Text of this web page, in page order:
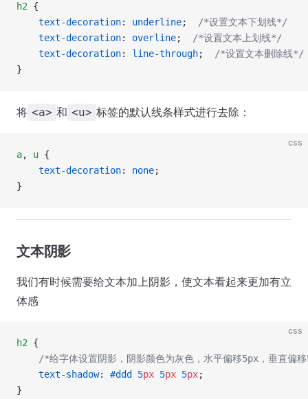
h2 {
    text-decoration
: underline;
/*设置文本下划线*/
    text-decoration
: overline;
/*设置文本上划线*/
    text-decoration
: line-through;
/*设置文本删除线*/
}
将 <a> 和 <u> 标签的默认线条样式进行去除：
css
a, u {
    text-decoration
: none;
}
文本阴影
我们有时候需要给文本加上阴影，使文本看起来更加有立
体感
css
h2 {
/*给字体设置阴影，阴影颜色为灰色，水平偏移5px，垂直偏
    text-shadow
: #ddd 5px 5px 5px;
}